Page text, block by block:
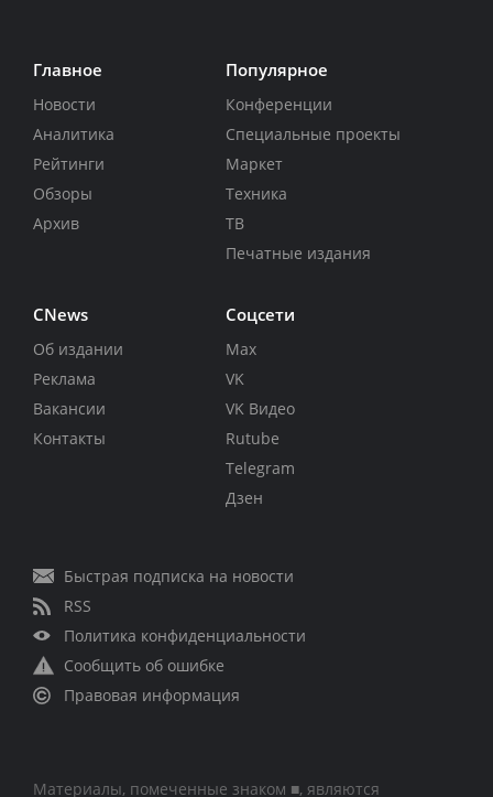
Главное
Новости
Аналитика
Рейтинги
Обзоры
Архив
Популярное
Конференции
Специальные проекты
Маркет
Техника
ТВ
Печатные издания
CNews
Об издании
Реклама
Вакансии
Контакты
Соцсети
Max
VK
VK Видео
Rutube
Telegram
Дзен
Быстрая подписка на новости
RSS
Политика конфиденциальности
Сообщить об ошибке
Правовая информация
Материалы, помеченные знаком ■, являются